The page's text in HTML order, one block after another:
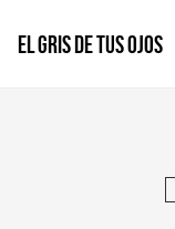
EL GRIS DE TUS OJOS